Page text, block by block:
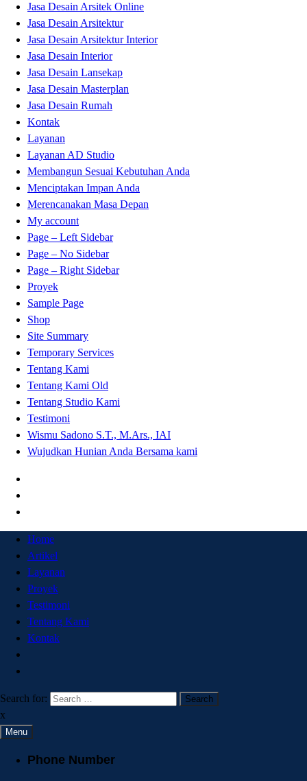
Jasa Desain Arsitek Online
Jasa Desain Arsitektur
Jasa Desain Arsitektur Interior
Jasa Desain Interior
Jasa Desain Lansekap
Jasa Desain Masterplan
Jasa Desain Rumah
Kontak
Layanan
Layanan AD Studio
Membangun Sesuai Kebutuhan Anda
Menciptakan Impan Anda
Merencanakan Masa Depan
My account
Page – Left Sidebar
Page – No Sidebar
Page – Right Sidebar
Proyek
Sample Page
Shop
Site Summary
Temporary Services
Tentang Kami
Tentang Kami Old
Tentang Studio Kami
Testimoni
Wismu Sadono S.T., M.Ars., IAI
Wujudkan Hunian Anda Bersama kami
Home
Artikel
Layanan
Proyek
Testimoni
Tentang Kami
Kontak
Search for:
x
Menu
Phone Number